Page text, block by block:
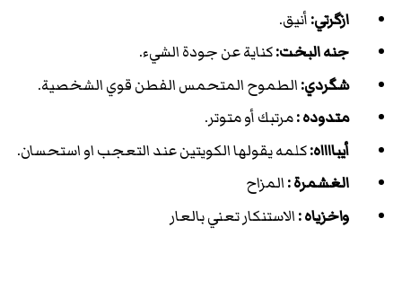
ازگرتي:أنيق.
جنه البخت:كناية عن جودة الشيء.
شگردي:الطموح المتحمس الفطن قوي الشخصية.
متدوده :مرتبك أو متوتر.
أيبااااه:كلمه يقولها الكويتين عند التعجب او استحسان.
الغشمرة :المزاح
واخزياه :الاستنكار تعني بالعار